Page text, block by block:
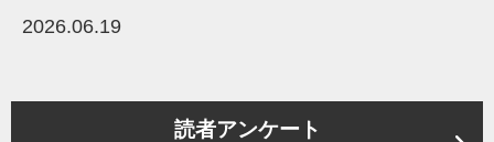
2026.06.19
読者アンケート